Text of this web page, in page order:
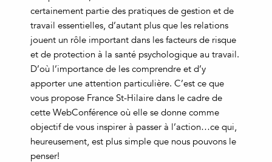
certainement partie des pratiques de gestion et de
travail essentielles, d’autant plus que les relations
jouent un rôle important dans les facteurs de risque
et de protection à la santé psychologique au travail.
D’où l’importance de les comprendre et d’y
apporter une attention particulière. C’est ce que
vous propose France St-Hilaire dans le cadre de
cette WebConférence où elle se donne comme
objectif de vous inspirer à passer à l’action…ce qui,
heureusement, est plus simple que nous pouvons le
penser!